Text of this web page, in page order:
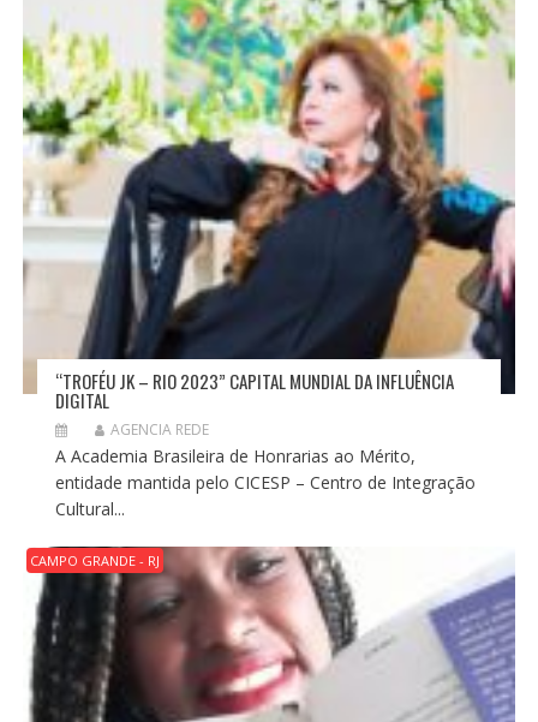
“TROFÉU JK – RIO 2023” CAPITAL MUNDIAL DA INFLUÊNCIA
DIGITAL
AGENCIA REDE
A Academia Brasileira de Honrarias ao Mérito,
entidade mantida pelo CICESP – Centro de Integração
Cultural...
CAMPO GRANDE - RJ